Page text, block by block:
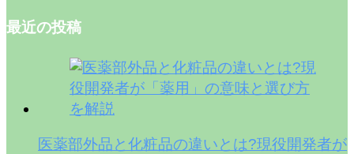
最近の投稿
医薬部外品と化粧品の違いとは?現役開発者が